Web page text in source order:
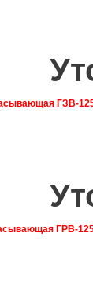
ГЗВ-
ГРВ-